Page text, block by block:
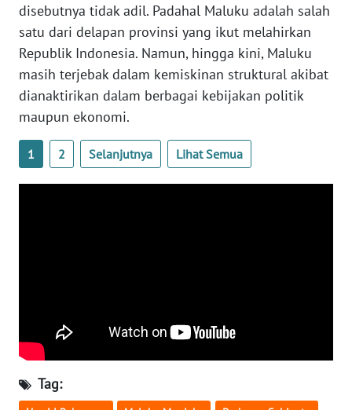
disebutnya tidak adil. Padahal Maluku adalah salah
satu dari delapan provinsi yang ikut melahirkan
Republik Indonesia. Namun, hingga kini, Maluku
masih terjebak dalam kemiskinan struktural akibat
dianaktirikan dalam berbagai kebijakan politik
maupun ekonomi.
1 2 Selanjutnya Lihat Semua
Tag:
WN
SUMSEL
WN
BENGKULU
LAMPUNG
WN
JATIM